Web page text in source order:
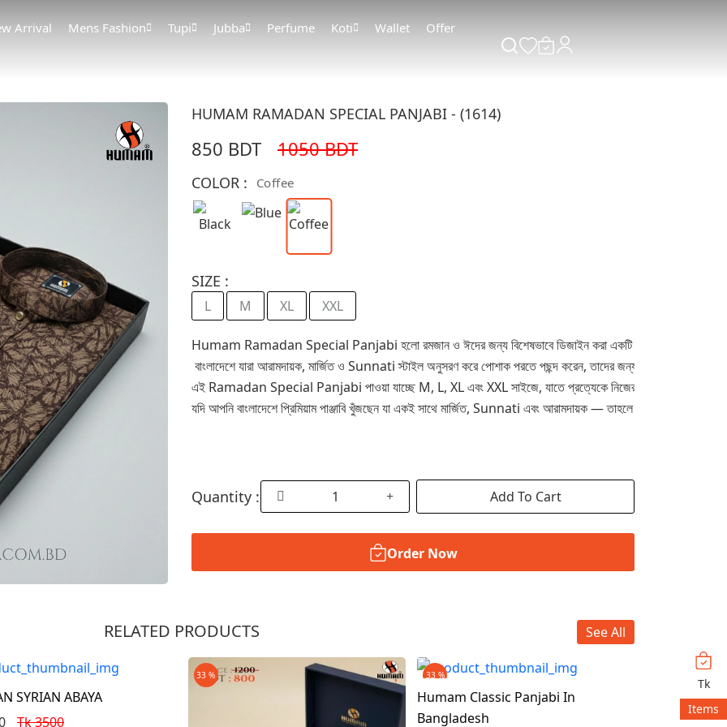
Arrival Mens Fashion Tupi Jubba Perfume Koti Wallet Offer
HUMAM RAMADAN SPECIAL PANJABI - (1614)
850 BDT 1050 BDT
COLOR : Coffee
SIZE :
L M XL XXL
Humam Ramadan Special Panjabi হলো রমজান ও ঈদের জন্য বিশেষভাবে ডিজাইন করা একটি প্রিমিয়াম মানের কটন
বাংলাদেশে যারা আরামদায়ক, মার্জিত ও Sunnati স্টাইল অনুসরণ করে পোশাক পরতে পছন্দ করেন, তাদের জন্য এটি আদর্শ নির্বাচন।
এই Ramadan Special Panjabi পাওয়া যাচ্ছে M, L, XL এবং XXL সাইজে, যাতে প্রত্যেকে নিজের সঠিক ফিট বেছে নিতে
যদি আপনি বাংলাদেশে প্রিমিয়াম পাঞ্জাবি খুঁজছেন যা একই সাথে মার্জিত, Sunnati এবং আরামদায়ক — তাহলে Humam
Quantity : Add To Cart
Order Now
Order Now
RELATED PRODUCTS See All
SYRIAN ABAYA
Tk 3500
33 % 33 %
Humam Classic Panjabi In
Bangladesh
Humam
Bangladesh
Tk
Items